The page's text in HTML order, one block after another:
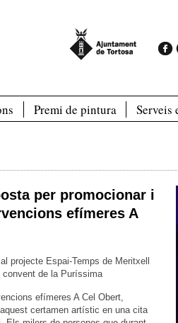
Premi de pintura Serveis
per promocionar i
efímeres A
projecte Espai-Temps de Meritxell
de la Puríssima
efímeres A Cel Obert,
certamen artístic en una cita